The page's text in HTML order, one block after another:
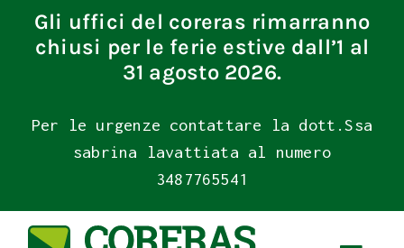
content
Gli uffici del coreras rimarranno
chiusi per le ferie estive dall’1 al
31 agosto 2026.
Per le urgenze contattare la dott.Ssa
sabrina lavattiata al numero
3487765541